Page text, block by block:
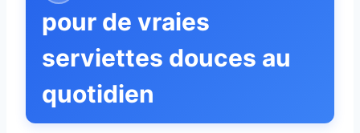
pour de vraies
serviettes douces au
quotidien